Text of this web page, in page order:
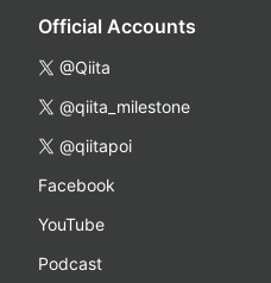
Official Accounts
@Qiita
@qiita_milestone
@qiitapoi
Facebook
YouTube
Podcast